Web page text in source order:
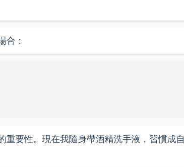
合：
要性。現在我隨身帶酒精洗手液，習慣成自